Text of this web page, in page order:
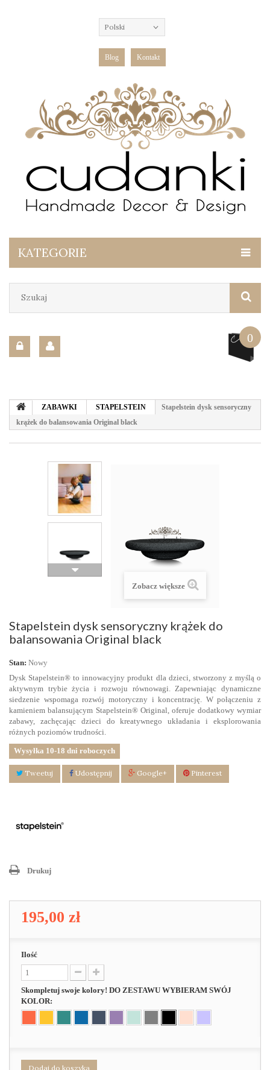
Polski
Blog Kontakt
KATEGORIE
0
ZABAWKI STAPELSTEIN
Stapelstein dysk sensoryczny
krążek do balansowania Original black
Zobacz większe
Stapelstein dysk sensoryczny krążek do
balansowania Original black
Stan: Nowy
Dysk Stapelstein® to innowacyjny produkt dla dzieci, stworzony z myślą o
aktywnym trybie życia i rozwoju równowagi. Zapewniając dynamiczne
siedzenie wspomaga rozwój motoryczny i koncentrację. W połączeniu z
kamieniem balansującym Stapelstein® Original, oferuje dodatkowy wymiar
zabawy, zachęcając dzieci do kreatywnego układania i eksplorowania
różnych poziomów trudności.
Wysyłka 10-18 dni roboczych
Tweetuj Udostępnij Google+ Pinterest
Drukuj
195,00 zł
Ilość
Skompletuj swoje kolory! DO ZESTAWU WYBIERAM SWÓJ
KOLOR:
Dodaj do koszyka